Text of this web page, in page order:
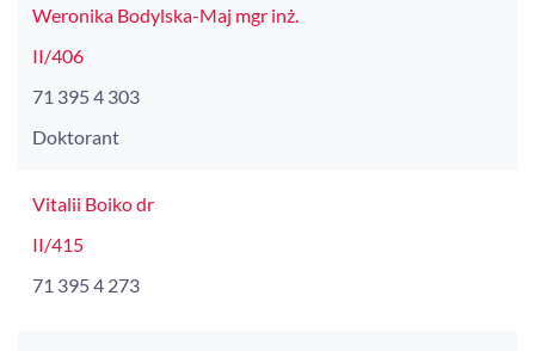
Weronika Bodylska-Maj mgr inż.
II/406
71 395 4 303
Doktorant
Vitalii Boiko dr
II/415
71 395 4 273